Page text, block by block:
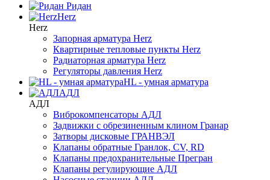
Ридан
Herz
Herz
Запорная арматура Herz
Квартирные тепловые пункты Herz
Радиаторная арматура Herz
Регуляторы давления Herz
HL - умная арматура
АДЛ
АДЛ
Виброкомпенсаторы АДЛ
Задвижки с обрезиненным клином Гранар
Затворы дисковые ГРАНВЭЛ
Клапаны обратные Гранлок, CV, RD
Клапаны предохранительные Прегран
Клапаны регулирующие АДЛ